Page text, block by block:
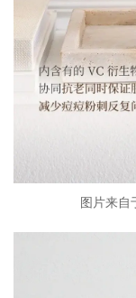
图片来自